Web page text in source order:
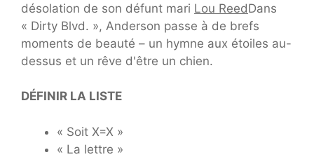
désolation de son défunt mari Lou ReedDans
« Dirty Blvd. », Anderson passe à de brefs
moments de beauté – un hymne aux étoiles au-
dessus et un rêve d'être un chien.
DÉFINIR LA LISTE
« Soit X=X »
« La lettre »